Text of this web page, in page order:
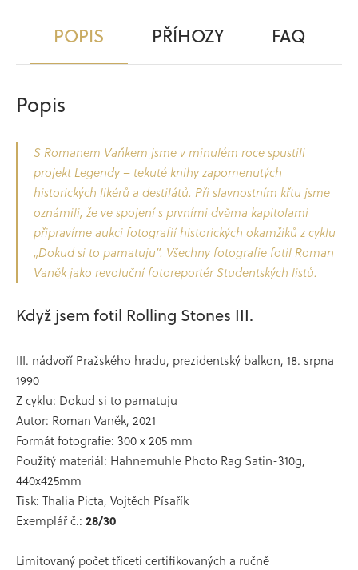
POPIS PŘÍHOZY FAQ
Popis
S Romanem Vaňkem jsme v minulém roce spustili
projekt Legendy – tekuté knihy zapomenutých
historických likérů a destilátů. Při slavnostním křtu jsme
oznámili, že ve spojení s prvními dvěma kapitolami
připravíme aukci fotografií historických okamžiků z cyklu
„Dokud si to pamatuju”. Všechny fotografie fotil Roman
Vaněk jako revoluční fotoreportér Studentských listů.
Když jsem fotil Rolling Stones III.
III. nádvoří Pražského hradu, prezidentský balkon, 18. srpna
1990
Z cyklu: Dokud si to pamatuju
Autor: Roman Vaněk, 2021
Formát fotografie: 300 x 205 mm
Použitý materiál: Hahnemuhle Photo Rag Satin-310g,
440x425mm
Tisk: Thalia Picta, Vojtěch Písařík
Exemplář č.: 28/30
Limitovaný počet třiceti certifikovaných a ručně